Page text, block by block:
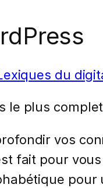
du
le plus
vos
fait pour